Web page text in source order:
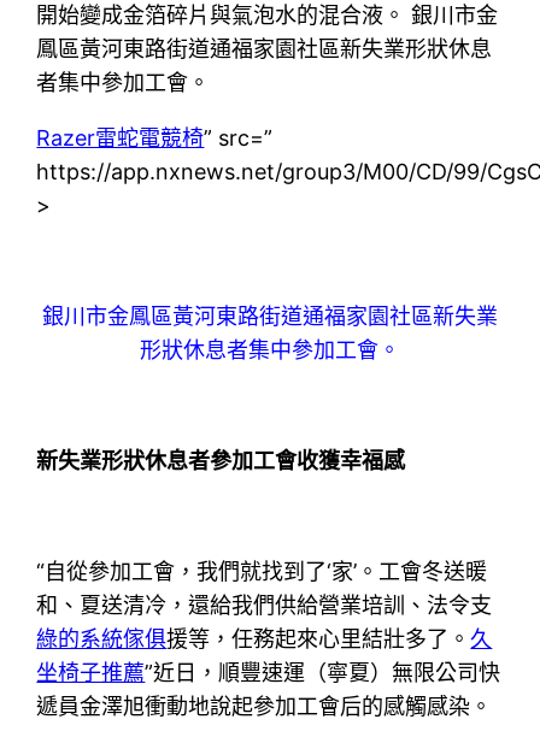
開始變成金箔碎片與氣泡水的混合液。 銀川市金
鳳區黃河東路街道通福家園社區新失業形狀休息
者集中參加工會。
Razer雷蛇電競椅” src=”
https://app.nxnews.net/group3/M00/CD/99/
>
銀川市金鳳區黃河東路街道通福家園社區新失業
形狀休息者集中參加工會。
新失業形狀休息者參加工會收獲幸福感
“自從參加工會，我們就找到了‘家’。工會冬送暖
和、夏送清冷，還給我們供給營業培訓、法令支
綠的系統傢俱援等，任務起來心里結壯多了。久
坐椅子推薦”近日，順豐速運（寧夏）無限公司快
遞員金澤旭衝動地說起參加工會后的感觸感染。